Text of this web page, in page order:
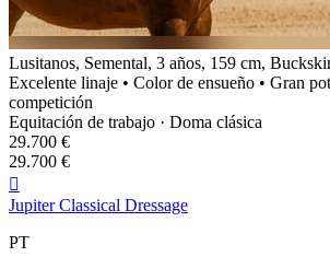
Lusitanos, Semental, 3 años, 159 cm,
Excelente linaje • Color de ensueño • Gran
competición
Equitación de trabajo · Doma clásica
29.700 €
29.700 €

Jupiter Classical Dressage
PT